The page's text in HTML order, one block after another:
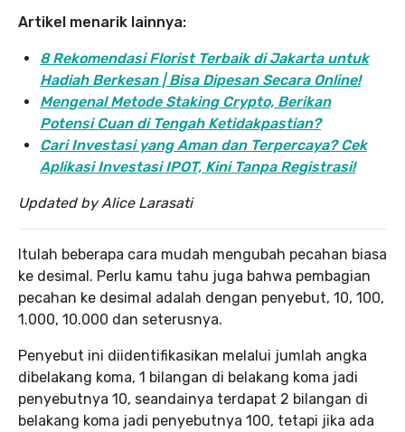
Artikel menarik lainnya:
8 Rekomendasi Florist Terbaik di Jakarta untuk
Hadiah Berkesan | Bisa Dipesan Secara Online!
Mengenal Metode Staking Crypto, Berikan
Potensi Cuan di Tengah Ketidakpastian?
Cari Investasi yang Aman dan Terpercaya? Cek
Aplikasi Investasi IPOT, Kini Tanpa Registrasi!
Updated by Alice Larasati
Itulah beberapa cara mudah mengubah pecahan biasa
ke desimal. Perlu kamu tahu juga bahwa pembagian
pecahan ke desimal adalah dengan penyebut, 10, 100,
1.000, 10.000 dan seterusnya.
Penyebut ini diidentifikasikan melalui jumlah angka
dibelakang koma, 1 bilangan di belakang koma jadi
penyebutnya 10, seandainya terdapat 2 bilangan di
belakang koma jadi penyebutnya 100, tetapi jika ada